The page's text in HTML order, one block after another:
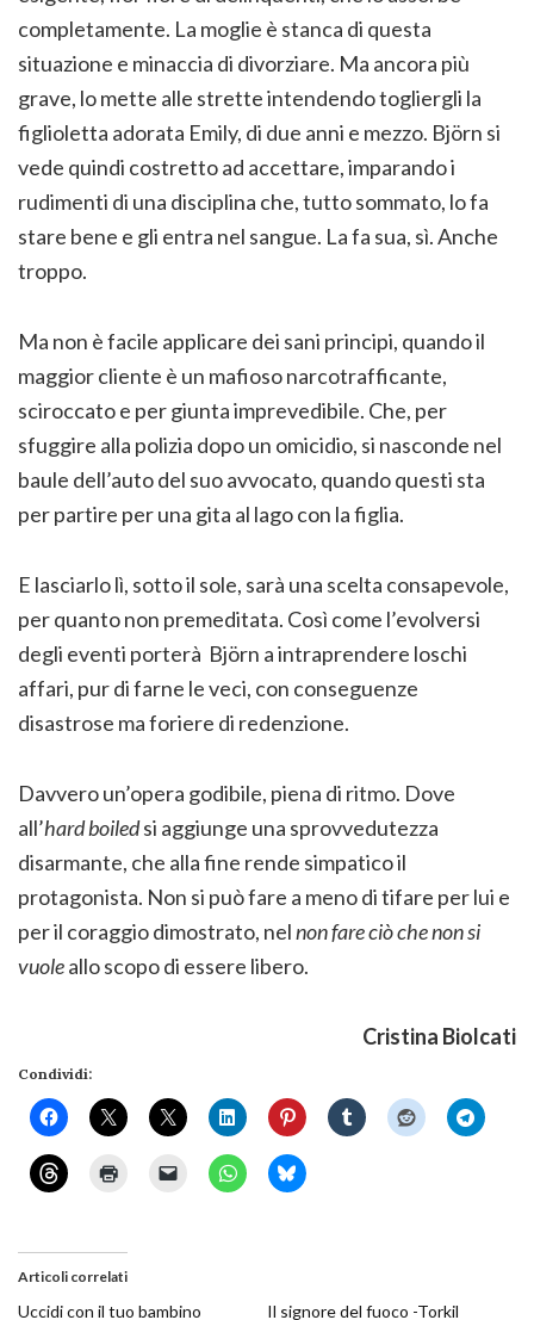
completamente. La moglie è stanca di questa
situazione e minaccia di divorziare. Ma ancora più
grave, lo mette alle strette intendendo togliergli la
figlioletta adorata Emily, di due anni e mezzo. Björn si
vede quindi costretto ad accettare, imparando i
rudimenti di una disciplina che, tutto sommato, lo fa
stare bene e gli entra nel sangue. La fa sua, sì. Anche
troppo.
Ma non è facile applicare dei sani principi, quando il
maggior cliente è un mafioso narcotrafficante,
sciroccato e per giunta imprevedibile. Che, per
sfuggire alla polizia dopo un omicidio, si nasconde nel
baule dell’auto del suo avvocato, quando questi sta
per partire per una gita al lago con la figlia.
E lasciarlo lì, sotto il sole, sarà una scelta consapevole,
per quanto non premeditata. Così come l’evolversi
degli eventi porterà Björn a intraprendere loschi
affari, pur di farne le veci, con conseguenze
disastrose ma foriere di redenzione.
Davvero un’opera godibile, piena di ritmo. Dove
all’hard boiledsi aggiunge una sprovvedutezza
disarmante, che alla fine rende simpatico il
protagonista. Non si può fare a meno di tifare per lui e
per il coraggio dimostrato, nelnon fare ciò che non si
vuoleallo scopo di essere libero.
Cristina Biolcati
Condividi:
Articoli correlati
Uccidi con il tuo bambino Il signore del fuoco -Torkil